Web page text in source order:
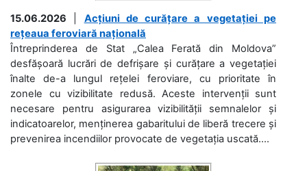
15.06.2026
Acțiuni de curățare a vegetației pe
rețeaua feroviară națională
Întreprinderea de Stat „Calea Ferată din Moldova”
desfășoară lucrări de defrișare și curățare a vegetației
înalte de-a lungul rețelei feroviare, cu prioritate în
zonele cu vizibilitate redusă. Aceste intervenții sunt
necesare pentru asigurarea vizibilității semnalelor și
indicatoarelor, menținerea gabaritului de liberă trecere și
prevenirea incendiilor provocate de vegetația uscată....